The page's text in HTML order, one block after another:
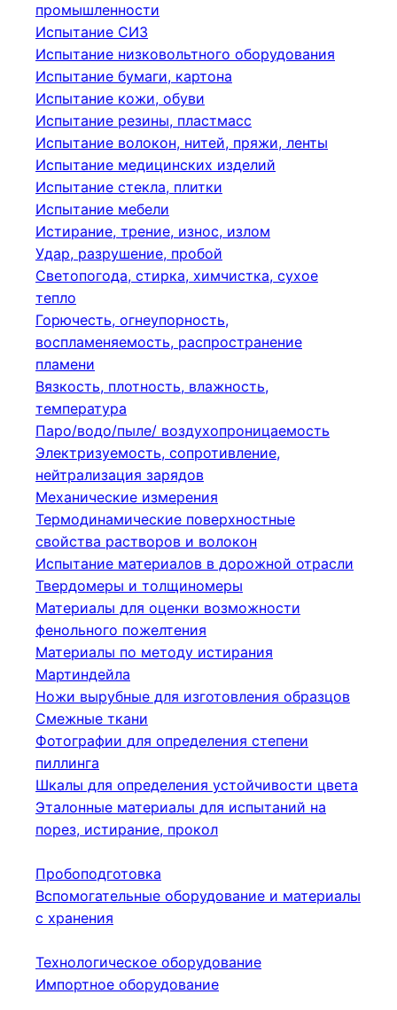
промышленности
Испытание СИЗ
Испытание низковольтного оборудования
Испытание бумаги, картона
Испытание кожи, обуви
Испытание резины, пластмасс
Испытание волокон, нитей, пряжи, ленты
Испытание медицинских изделий
Испытание стекла, плитки
Испытание мебели
Истирание, трение, износ, излом
Удар, разрушение, пробой
Светопогода, стирка, химчистка, сухое
тепло
Горючесть, огнеупорность,
воспламеняемость, распространение
пламени
Вязкость, плотность, влажность,
температура
Паро/водо/пыле/ воздухопроницаемость
Электризуемость, сопротивление,
нейтрализация зарядов
Механические измерения
Термодинамические поверхностные
свойства растворов и волокон
Испытание материалов в дорожной отрасли
Твердомеры и толщиномеры
Материалы для оценки возможности
фенольного пожелтения
Материалы по методу истирания
Мартиндейла
Ножи вырубные для изготовления образцов
Смежные ткани
Фотографии для определения степени
пиллинга
Шкалы для определения устойчивости цвета
Эталонные материалы для испытаний на
порез, истирание, прокол
Пробоподготовка
Вспомогательные оборудование и материалы
с хранения
Технологическое оборудование
Импортное оборудование